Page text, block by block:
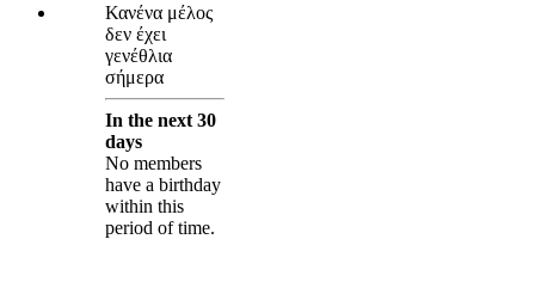
Κανένα μέλος
δεν έχει
γενέθλια
σήμερα
In the next 30
days
No members
have a birthday
within this
period of time.